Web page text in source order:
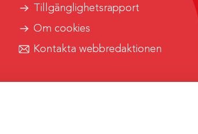
Tillgänglighetsrapport
Om cookies
Kontakta webbredaktionen